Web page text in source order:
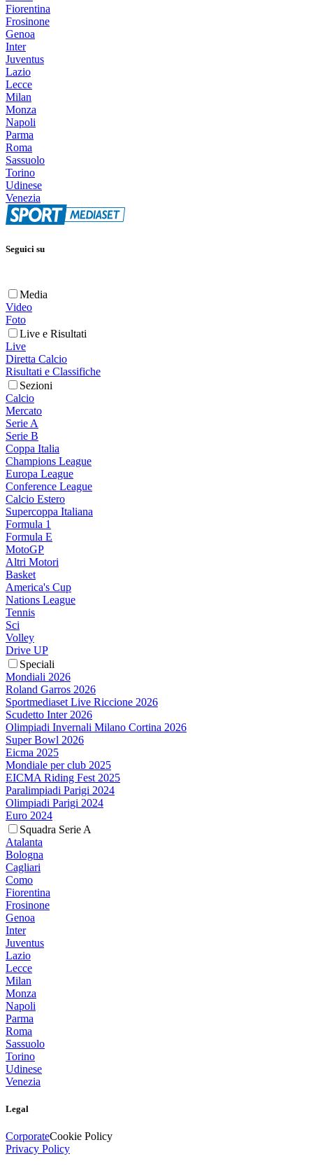
Fiorentina
Frosinone
Genoa
Inter
Juventus
Lazio
Lecce
Milan
Monza
Napoli
Parma
Roma
Sassuolo
Torino
Udinese
Venezia
Seguici su
Media
Video
Foto
Live e Risultati
Live
Diretta Calcio
Risultati e Classifiche
Sezioni
Calcio
Mercato
Serie A
Serie B
Coppa Italia
Champions League
Europa League
Conference League
Calcio Estero
Supercoppa Italiana
Formula 1
Formula E
MotoGP
Altri Motori
Basket
America's Cup
Nations League
Tennis
Sci
Volley
Drive UP
Speciali
Mondiali 2026
Roland Garros 2026
Sportmediaset Live Riccione 2026
Scudetto Inter 2026
Olimpiadi Invernali Milano Cortina 2026
Super Bowl 2026
Eicma 2025
Mondiale per club 2025
EICMA Riding Fest 2025
Paralimpiadi Parigi 2024
Olimpiadi Parigi 2024
Euro 2024
Squadra Serie A
Atalanta
Bologna
Cagliari
Como
Fiorentina
Frosinone
Genoa
Inter
Juventus
Lazio
Lecce
Milan
Monza
Napoli
Parma
Roma
Sassuolo
Torino
Udinese
Venezia
Legal
CorporateCookie Policy
Privacy Policy